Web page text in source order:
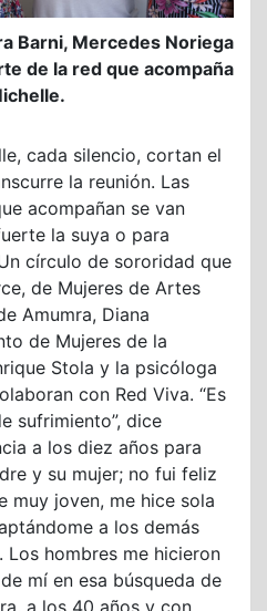
Barni, Mercedes Noriega
de la red que acompaña
cada silencio, cortan el
la reunión. Las
acompañan se van
la suya o para
círculo de sororidad que
de Mujeres de Artes
Amumra, Diana
de Mujeres de la
Stola y la psicóloga
con Red Viva. “Es
sufrimiento”, dice
a los diez años para
y su mujer; no fui feliz
muy joven, me hice sola
a los demás
Los hombres me hicieron
mí en esa búsqueda de